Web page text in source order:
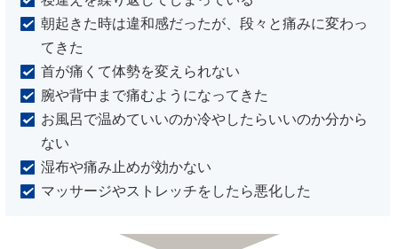
朝起きた時は違和感だったが、段々と痛みに変わっ
てきた
首が痛くて体勢を変えられない
腕や背中まで痛むようになってきた
お風呂で温めていいのか冷やしたらいいのか分から
ない
湿布や痛み止めが効かない
マッサージやストレッチをしたら悪化した